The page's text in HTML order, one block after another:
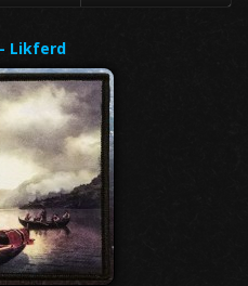
Likferd